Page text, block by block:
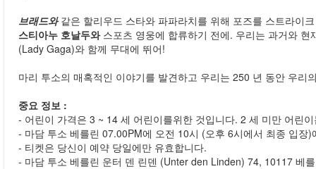
브래드와같은 할리우드 스타와 파파라치를 위해 포즈를 스트라이
스티아누 호날두와스포츠 영웅에 합류하기 전에. 우리는 과거와 현
(Lady Gaga)와 함께 무대에 뛰어!
마리 투소의 매혹적인 이야기를 발견하고 우리는 250 년 동안 우리
중요 정보 :
- 어린이 가격은 3 ~ 14 세 어린이를위한 것입니다. 2 세 미만 어린
- 마담 투소 베를린 07.00PM에 오전 10시 (오후 6시에서 최종 입장
- 티켓은 당신이 예약 당일에만 유효합니다.
- 마담 투소 베를린 운터 덴 린덴 (Unter den Linden) 74, 10117 베